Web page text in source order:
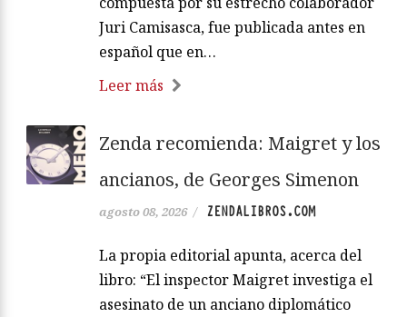
Juri Camisasca, fue publicada antes en
español que en…
Leer más
Zenda recomienda: Maigret y los
ancianos, de Georges Simenon
agosto 08, 2026 / ZENDALIBROS.COM
La propia editorial apunta, acerca del
libro: “El inspector Maigret investiga el
asesinato de un anciano diplomático